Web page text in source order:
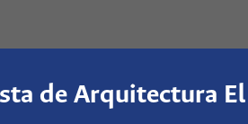
de Arquitectura